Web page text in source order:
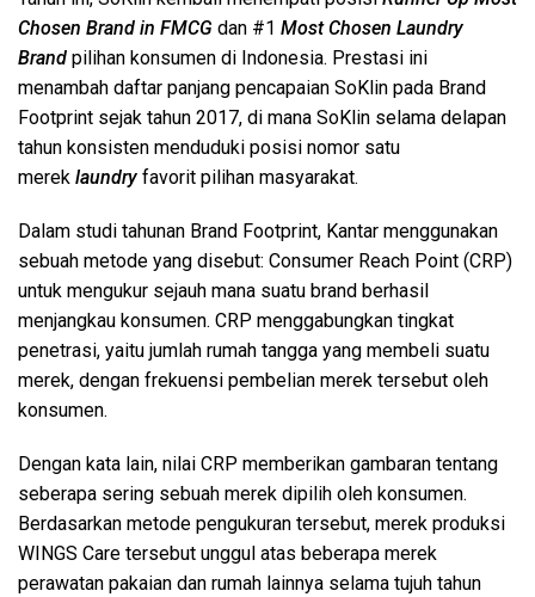
Chosen Brand in FMCG dan #1 Most Chosen Laundry
Brand pilihan konsumen di Indonesia. Prestasi ini
menambah daftar panjang pencapaian SoKlin pada Brand
Footprint sejak tahun 2017, di mana SoKlin selama delapan
tahun konsisten menduduki posisi nomor satu
merek laundry favorit pilihan masyarakat.
Dalam studi tahunan Brand Footprint, Kantar menggunakan
sebuah metode yang disebut: Consumer Reach Point (CRP)
untuk mengukur sejauh mana suatu brand berhasil
menjangkau konsumen. CRP menggabungkan tingkat
penetrasi, yaitu jumlah rumah tangga yang membeli suatu
merek, dengan frekuensi pembelian merek tersebut oleh
konsumen.
Dengan kata lain, nilai CRP memberikan gambaran tentang
seberapa sering sebuah merek dipilih oleh konsumen.
Berdasarkan metode pengukuran tersebut, merek produksi
WINGS Care tersebut unggul atas beberapa merek
perawatan pakaian dan rumah lainnya selama tujuh tahun